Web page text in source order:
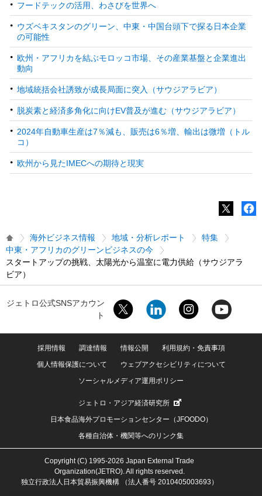
フードテックの活用、わさびを世界へ
ウズベキスタンのグリーン、中東・中国台頭下で探る日本企業
の可能性
欧州・アフリカを結ぶモロッコ市場、その産業基盤と企業進出
動向
地域統括会社誘致が成長局面に突入（サウジアラビア）
脱炭素と経済多角化に向けEV普及が進む（サウジアラビア）
2024年自動車生産は7％減も、販売は6％増、輸出は微増（トル
コ）
欧州から見たIMECへの期待と現実
海外ビジネス情報 地域・分析レポート
特集
中東・アフリカのグリーンビジネスの今
スタートアップの挑戦、太陽光から温室に電力供給（サウジアラ
ビア）
ジェトロ公式SNSアカウン
ト
採用情報 調達情報 情報公開
利用規約・免責事項
個人情報保護について
ウェブアクセシビリティについて
ソーシャルメディア運用ポリシー
ジェトロ・アジア経済研究所
日本食品海外プロモーションセンター（JFOODO）
各種自治体・機関等へのリンク集
Copyright (C) 1995-2026 Japan External Trade
Organization(JETRO). All rights reserved.
独立行政法人日本貿易振興機構 （法人番号 2010405003693）